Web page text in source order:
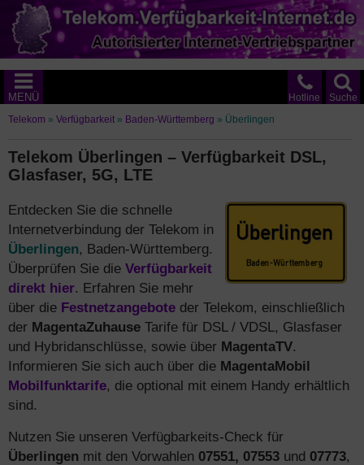
Suche
Hotline
MENÜ
Telekom » Verfügbarkeit » Baden-Württemberg » Überlingen
Telekom Überlingen – Verfügbarkeit DSL,
Glasfaser, 5G, LTE
Entdecken Sie die schnelle
Internetverbindung der Telekom in
Überlingen, Baden-Württemberg.
Überprüfen Sie die Verfügbarkeit
direkt hier. Erfahren Sie mehr
über die Festnetzangebote der Telekom, einschließlich
der MagentaZuhause Tarife für DSL / VDSL, Glasfaser
und Hybridanschlüsse, sowie über MagentaTV.
Informieren Sie sich auch über die MagentaMobil
Mobilfunktarife, die optional mit einem Handy erhältlich
sind.
Nutzen Sie unseren Verfügbarkeits-Check für
Überlingen mit den Vorwahlen 07551, 07553 und 07773,